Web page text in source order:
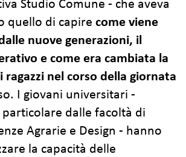
Studio Comune - che aveva
quello di capire come viene
nuove generazioni, il
e come era cambiata la
ragazzi nel corso della giornata
I giovani universitari -
dalle facoltà di
Agrarie e Design - hanno
la capacità delle